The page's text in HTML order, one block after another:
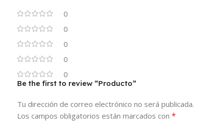
0
0
0
0
0
Be the first to review “Producto”
Tu dirección de correo electrónico no será publicada.
Los campos obligatorios están marcados con *